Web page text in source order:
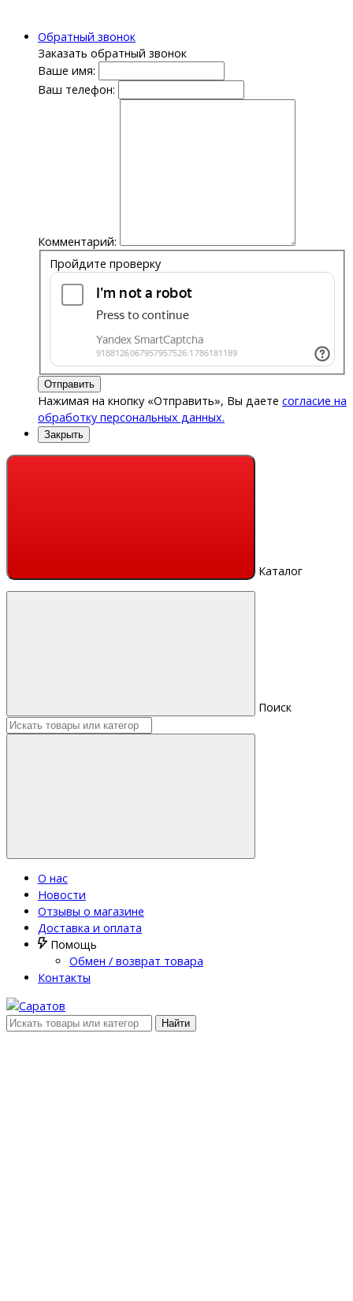
Обратный звонок
Заказать обратный звонок
Ваше имя:
Ваш телефон:
Комментарий:
Пройдите проверку
Отправить
Нажимая на кнопку «Отправить», Вы даете согласие на
обработку персональных данных.
Закрыть
Каталог
Поиск
О нас
Новости
Отзывы о магазине
Доставка и оплата
Помощь
Обмен / возврат товара
Контакты
Найти